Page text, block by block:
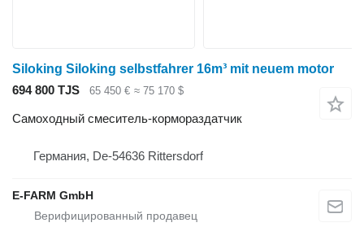
Siloking Siloking selbstfahrer 16m³ mit neuem motor
694 800 TJS
65 450 € ≈ 75 170 $
Самоходный смеситель-кормораздатчик
Германия, De-54636 Rittersdorf
E-FARM GmbH